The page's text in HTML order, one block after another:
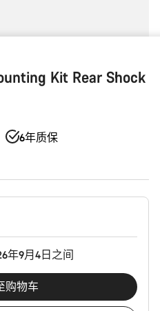
Kit Rear Shock
6年质保
年9月4日之间
购物车